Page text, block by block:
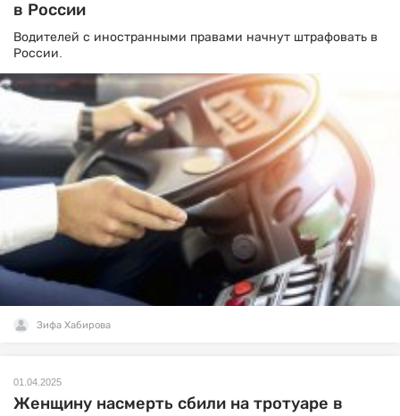
в России
Водителей с иностранными правами начнут штрафовать в
России.
Зифа Хабирова
01.04.2025
Женщину насмерть сбили на тротуаре в